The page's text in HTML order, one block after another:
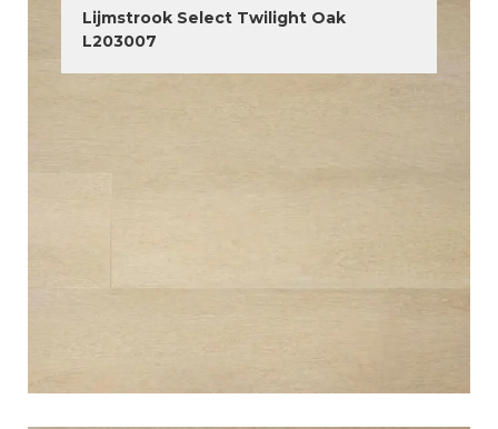
Lijmstrook Select Twilight Oak
L203007